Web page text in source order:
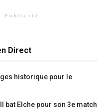
Publicité
Direct
historique pour le
bat Elche pour son 3e